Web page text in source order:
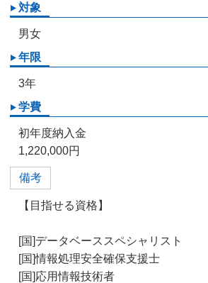
対象
男女
年限
3年
学費
初年度納入金
1,220,000円
備考
【目指せる資格】
[国]データベーススペシャリスト
[国]情報処理安全確保支援士
[国]応用情報技術者